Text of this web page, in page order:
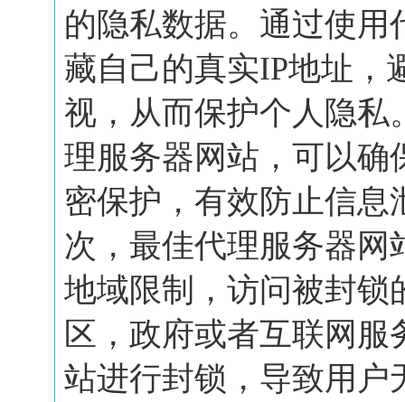
的隐私数据。通过使
藏自己的真实IP地址，
视，从而保护个人隐私
理服务器网站，可以确
密保护，有效防止信
次，最佳代理服务器
地域限制，访问被封锁
区，政府或者互联网
站进行封锁，导致用户